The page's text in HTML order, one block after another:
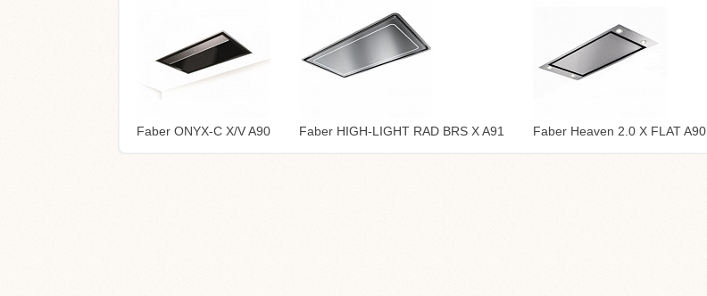
Faber ONYX-C X/V A90 Faber HIGH-LIGHT RAD BRS X A91 Faber Heaven 2.0 X FLAT A90